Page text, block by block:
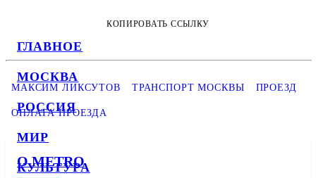
ГЛАВНОЕ
МОСКВА
РОССИЯ
МИР
КУЛЬТУРА
КОПИРОВАТЬ ССЫЛКУ
МАКСИМ ЛИКСУТОВ ТРАНСПОРТ МОСКВЫ ПРОЕЗД
ОПЛАТА ПРОЕЗДА
О METRO